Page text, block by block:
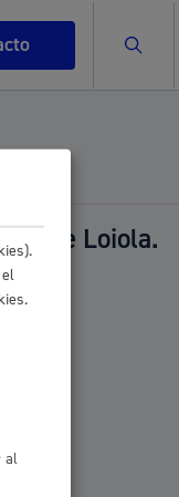
Buscar
de Loiola.
al